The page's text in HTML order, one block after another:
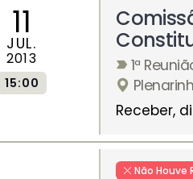
11
JUL.
2013
15:00
1ª
Receber,
Não Houve